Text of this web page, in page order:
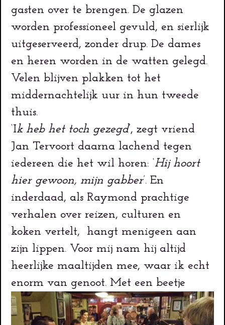
gasten over te brengen. De glazen
worden professioneel gevuld, en sierlijk
uitgeserveerd, zonder drup. De dames
en heren worden in de watten gelegd.
Velen blijven plakken tot het
middernachtelijk uur in hun tweede
thuis.
‘Ik heb het toch gezegd’, zegt vriend
Jan Tervoort daarna lachend tegen
iedereen die het wil horen: ‘Hij hoort
hier gewoon, mijn gabber’. En
inderdaad, als Raymond prachtige
verhalen over reizen, culturen en
koken vertelt, hangt menigeen aan
zijn lippen. Voor mij nam hij altijd
heerlijke maaltijden mee, waar ik echt
enorm van genoot. Met een beetje